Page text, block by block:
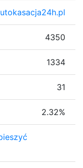
4350
1334
31
2.32%